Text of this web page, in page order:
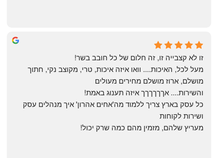
Yonatan Menashe
6 months ago
זו לא קצבייה זו, זה חלום של כל חובב בשר!
מושלם, ארוז מושלם מחירים מעולים
והשירות.... אךךךךךך איזה תענוג באמת!
ושירות לקוחות
מעריץ שלהם, מזמין מהם כמה שרק יכול!